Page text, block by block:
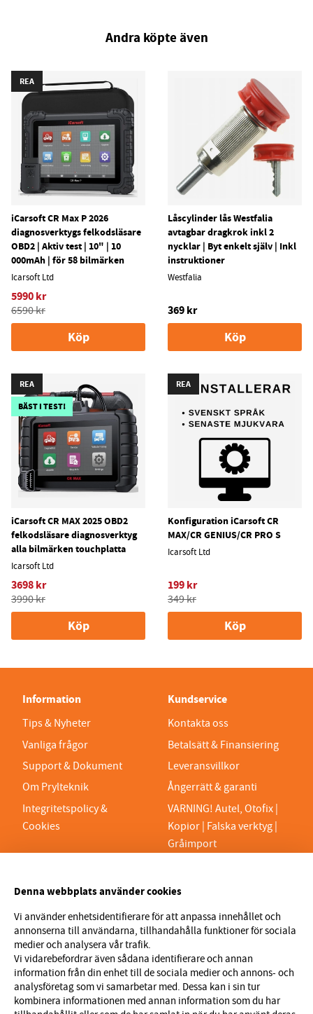
Andra köpte även
REA
iCarsoft CR Max P 2026
diagnosverktygs felkodsläsare
OBD2 | Aktiv test | 10" | 10
000mAh | för 58 bilmärken
Icarsoft Ltd
5990 kr
6590 kr
Köp
Låscylinder lås Westfalia
avtagbar dragkrok inkl 2
nycklar | Byt enkelt själv | Inkl
instruktioner
Westfalia
369 kr
Köp
REA
BÄST I TEST!
iCarsoft CR MAX 2025 OBD2
felkodsläsare diagnosverktyg
alla bilmärken touchplatta
Icarsoft Ltd
3698 kr
3990 kr
Köp
REA
Konfiguration iCarsoft CR
MAX/CR GENIUS/CR PRO S
Icarsoft Ltd
199 kr
349 kr
Köp
Information
Tips & Nyheter
Vanliga frågor
Support & Dokument
Om Prylteknik
Integritetspolicy &
Cookies
Kundservice
Kontakta oss
Betalsätt & Finansiering
Leveransvillkor
Ångerrätt & garanti
VARNING! Autel, Otofix |
Kopior | Falska verktyg |
Gråimport
Org.nr 559329-1189
VAT SE559329118901
info@prylteknik.se
0321777170
Nyhetsbrev
I vårt nyhetsbrev får du ta del av nyheter och
Denna webbplats använder cookies
Vi använder enhetsidentifierare för att anpassa innehållet och
annonserna till användarna, tillhandahålla funktioner för sociala
medier och analysera vår trafik.
Vi vidarebefordrar även sådana identifierare och annan
information från din enhet till de sociala medier och annons- och
analysföretag som vi samarbetar med. Dessa kan i sin tur
kombinera informationen med annan information som du har